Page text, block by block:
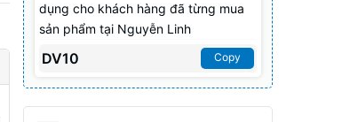
dụng cho khách hàng đã từng mua
sản phẩm tại Nguyễn Linh
DV10 Copy